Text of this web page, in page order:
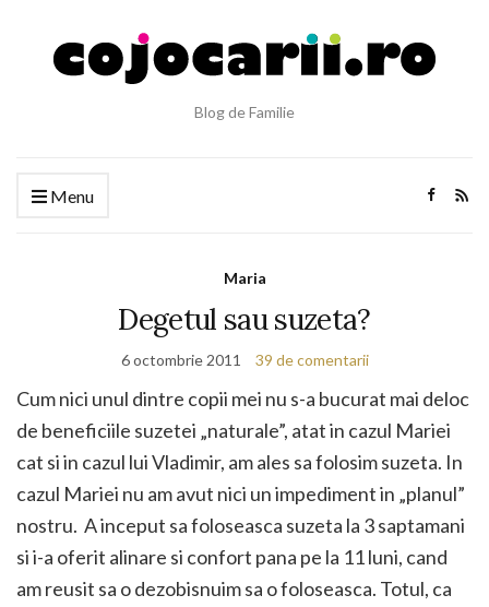
Blog de Familie
Menu
Maria
Degetul sau suzeta?
6 octombrie 2011 39 de comentarii
Cum nici unul dintre copii mei nu s-a bucurat mai deloc
de beneficiile suzetei „naturale”, atat in cazul Mariei
cat si in cazul lui Vladimir, am ales sa folosim suzeta. In
cazul Mariei nu am avut nici un impediment in „planul”
nostru. A inceput sa foloseasca suzeta la 3 saptamani
si i-a oferit alinare si confort pana pe la 11 luni, cand
am reusit sa o dezobisnuim sa o foloseasca. Totul, ca